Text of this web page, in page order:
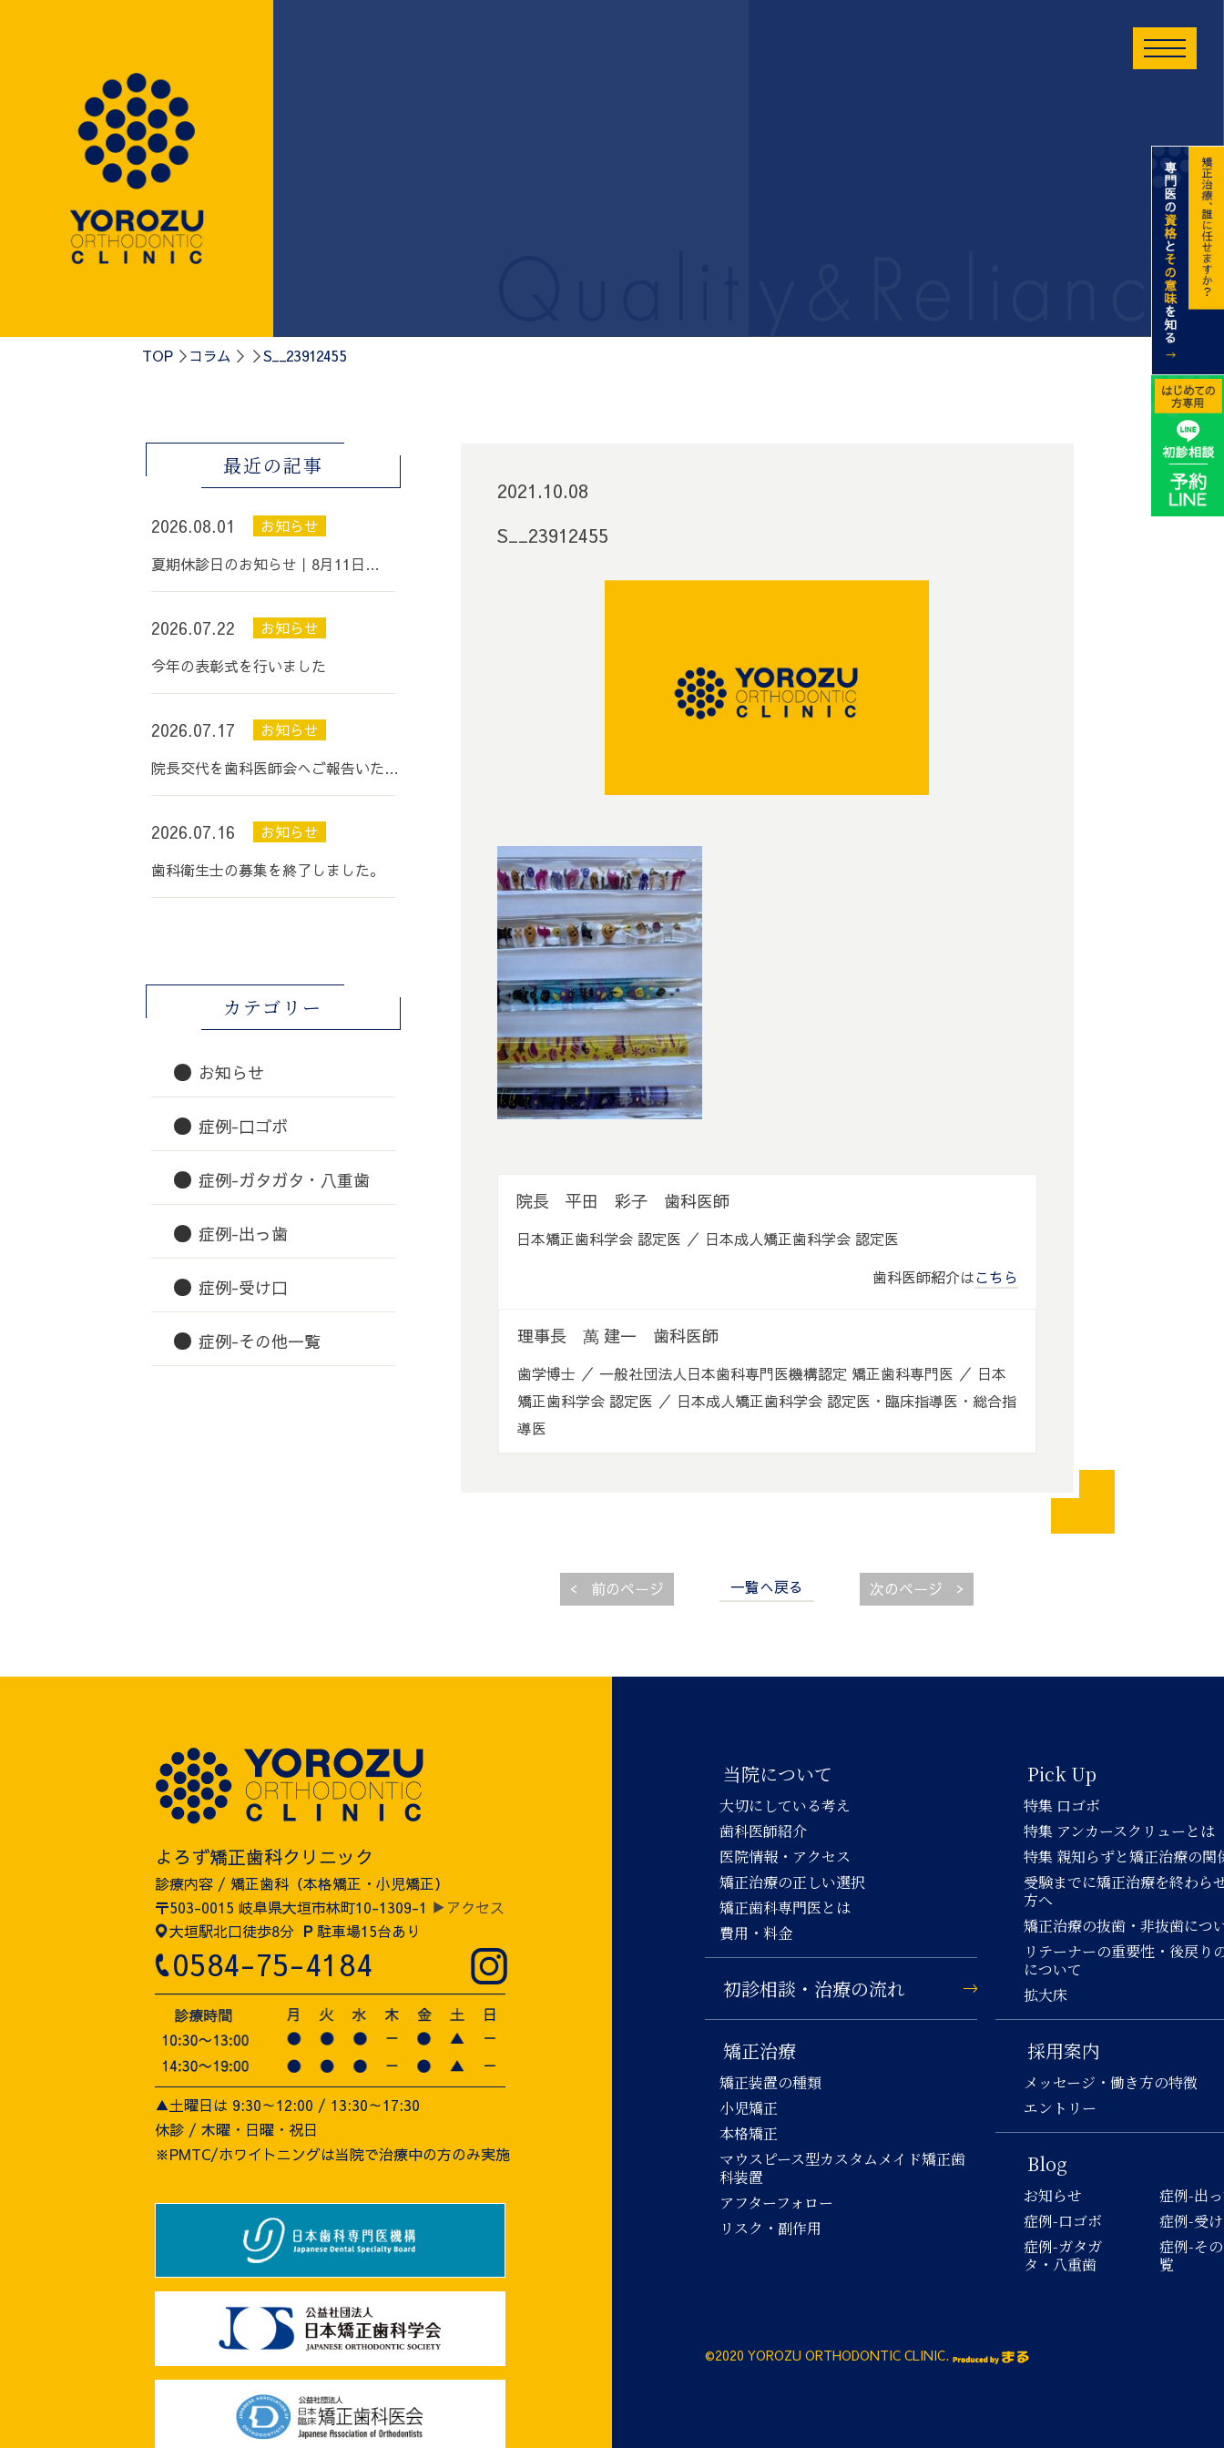
TOP コラム S__23912455
最近の記事
2026.08.01
お知らせ
夏期休診日のお知らせ丨8月11日…
2026.07.22
お知らせ
今年の表彰式を行いました
2026.07.17
お知らせ
院長交代を歯科医師会へご報告いた…
2026.07.16
お知らせ
歯科衛生士の募集を終了しました。
カテゴリー
お知らせ
症例-口ゴボ
症例-ガタガタ・八重歯
症例-出っ歯
症例-受け口
症例-その他一覧
2021.10.08
S__23912455
院長 平田 彩子 歯科医師
日本矯正歯科学会 認定医 ／ 日本成人矯正歯科学会 認定医
歯科医師紹介はこちら
理事長 萬 建一 歯科医師
歯学博士 ／ 一般社団法人日本歯科専門医機構認定 矯正歯科専門医 ／ 日本
矯正歯科学会 認定医 ／ 日本成人矯正歯科学会 認定医・臨床指導医・総合指
導医
< 前のページ 一覧へ戻る 次のページ >
よろず矯正歯科クリニック
診療内容 / 矯正歯科（本格矯正・小児矯正）
〒503-0015 岐阜県大垣市林町10-1309-1 ▶アクセス
大垣駅北口徒歩8分 P駐車場15台あり
0584-75-4184
▲土曜日は 9:30～12:00 / 13:30～17:30
休診 / 木曜・日曜・祝日
※PMTC/ホワイトニングは当院で治療中の方のみ実施
当院について
大切にしている考え
歯科医師紹介
医院情報・アクセス
矯正治療の正しい選択
矯正歯科専門医とは
費用・料金
初診相談・治療の流れ
矯正治療
矯正装置の種類
小児矯正
本格矯正
マウスピース型カスタムメイド矯正歯
科装置
アフターフォロー
リスク・副作用
Pick Up
特集 口ゴボ
特集 アンカースクリューとは
特集 親知らずと矯正治療の関
受験までに矯正治療を終わら
方へ
矯正治療の抜歯・非抜歯につ
リテーナーの重要性・後戻り
について
拡大床
採用案内
メッセージ・働き方の特徴
エントリー
Blog
お知らせ
症例-口ゴボ
症例-ガタガ
タ・八重歯
症例-出
症例-受
症例-そ
覧
©2020 YOROZU ORTHODONTIC CLINIC.